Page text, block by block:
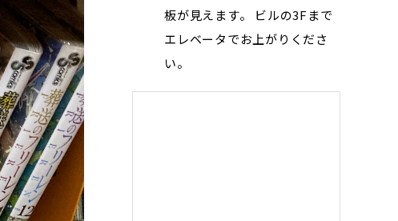
板が見えます。 ビルの3Fまで
エレベータでお上がりくださ
い。